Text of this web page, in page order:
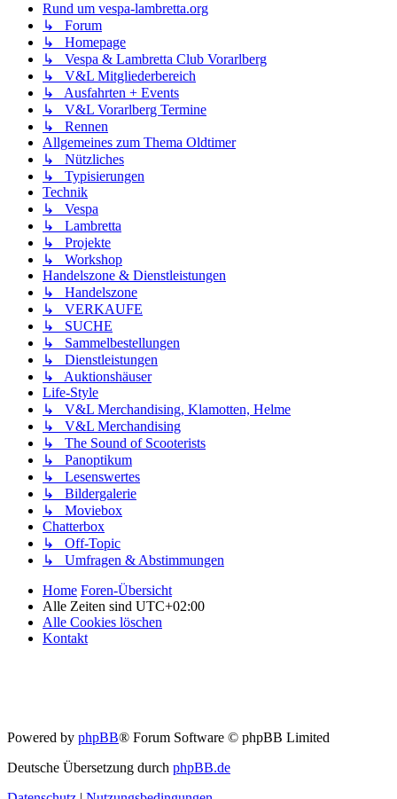
Rund um vespa-lambretta.org
↳ Forum
↳ Homepage
↳ Vespa & Lambretta Club Vorarlberg
↳ V&L Mitgliederbereich
↳ Ausfahrten + Events
↳ V&L Vorarlberg Termine
↳ Rennen
Allgemeines zum Thema Oldtimer
↳ Nützliches
↳ Typisierungen
Technik
↳ Vespa
↳ Lambretta
↳ Projekte
↳ Workshop
Handelszone & Dienstleistungen
↳ Handelszone
↳ VERKAUFE
↳ SUCHE
↳ Sammelbestellungen
↳ Dienstleistungen
↳ Auktionshäuser
Life-Style
↳ V&L Merchandising, Klamotten, Helme
↳ V&L Merchandising
↳ The Sound of Scooterists
↳ Panoptikum
↳ Lesenswertes
↳ Bildergalerie
↳ Moviebox
Chatterbox
↳ Off-Topic
↳ Umfragen & Abstimmungen
Home Foren-Übersicht
Alle Zeiten sind UTC+02:00
Alle Cookies löschen
Kontakt
Powered by phpBB® Forum Software © phpBB Limited
Deutsche Übersetzung durch phpBB.de